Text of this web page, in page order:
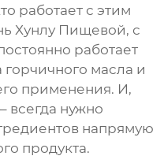
работает с этим
Хунлу Пищевой, с
работает
горчичного масла и
применения. И,
всегда нужно
напрямую
продукта.